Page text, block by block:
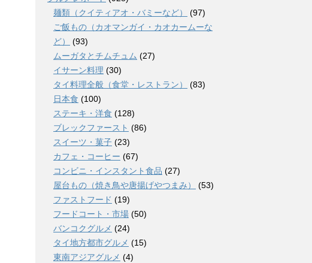
麺類（クイティアオ・バミーなど）
(97)
ご飯もの（カオマンガイ・カオカームーな
ど）
(93)
ムーガタとチムチュム (27)
イサーン料理 (30)
タイ料理全般（食堂・レストラン）
(83)
日本食 (100)
ステーキ・洋食 (128)
ブレックファースト (86)
スイーツ・菓子 (23)
カフェ・コーヒー (67)
コンビニ・インスタント食品 (27)
屋台もの（焼き鳥や唐揚げやつまみ）
(53)
ファストフード (19)
フードコート・市場 (50)
バンコクグルメ (24)
タイ地方都市グルメ (15)
東南アジアグルメ (4)